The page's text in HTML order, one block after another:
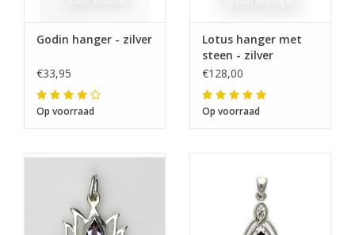
Godin hanger - zilver
€33,95
Op voorraad
Lotus hanger met
steen - zilver
€128,00
Op voorraad